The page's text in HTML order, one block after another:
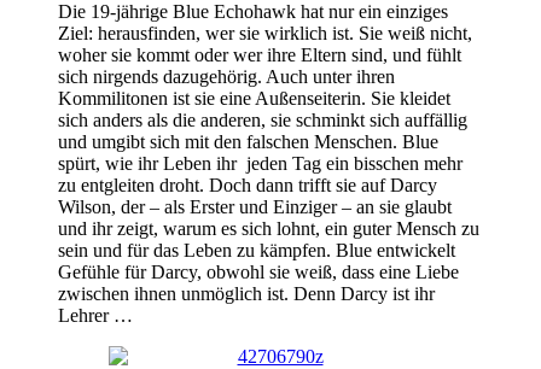
Die 19-jährige Blue Echohawk hat nur ein einziges
Ziel: herausfinden, wer sie wirklich ist. Sie weiß nicht,
woher sie kommt oder wer ihre Eltern sind, und fühlt
sich nirgends dazugehörig. Auch unter ihren
Kommilitonen ist sie eine Außenseiterin. Sie kleidet
sich anders als die anderen, sie schminkt sich auffällig
und umgibt sich mit den falschen Menschen. Blue
spürt, wie ihr Leben ihr jeden Tag ein bisschen mehr
zu entgleiten droht. Doch dann trifft sie auf Darcy
Wilson, der – als Erster und Einziger – an sie glaubt
und ihr zeigt, warum es sich lohnt, ein guter Mensch zu
sein und für das Leben zu kämpfen. Blue entwickelt
Gefühle für Darcy, obwohl sie weiß, dass eine Liebe
zwischen ihnen unmöglich ist. Denn Darcy ist ihr
Lehrer …